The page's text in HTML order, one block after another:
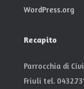
WordPress.org
Recapito
Parrocchia di
Friuli tel.